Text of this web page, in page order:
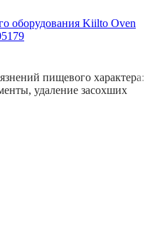
оборудования Kiilto Oven
пищевого характера:
удаление засохших